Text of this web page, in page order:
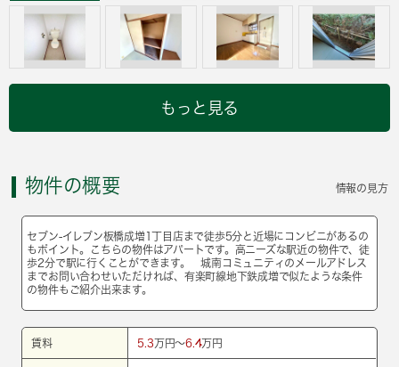
もっと見る
物件の概要 情報の見方
セブン-イレブン板橋成増1丁目店まで徒歩5分と近場にコンビニがあるの
もポイント。こちらの物件はアパートです。高ニーズな駅近の物件で、徒
歩2分で駅に行くことができます。 城南コミュニティのメールアドレス
までお問い合わせいただければ、有楽町線地下鉄成増で似たような条件
の物件もご紹介出来ます。
賃料 5.3万円～6.4万円